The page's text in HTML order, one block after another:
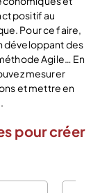
positif au
Pour ce faire,
développant des
Agile… En
mesurer
et mettre en
pour créer